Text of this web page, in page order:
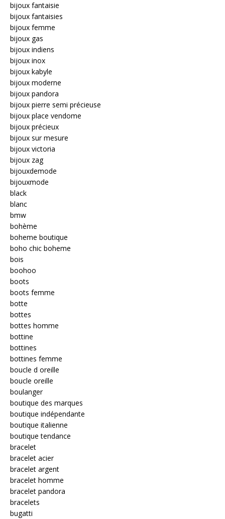
bijoux fantaisie
bijoux fantaisies
bijoux femme
bijoux gas
bijoux indiens
bijoux inox
bijoux kabyle
bijoux moderne
bijoux pandora
bijoux pierre semi précieuse
bijoux place vendome
bijoux précieux
bijoux sur mesure
bijoux victoria
bijoux zag
bijouxdemode
bijouxmode
black
blanc
bmw
bohème
boheme boutique
boho chic boheme
bois
boohoo
boots
boots femme
botte
bottes
bottes homme
bottine
bottines
bottines femme
boucle d oreille
boucle oreille
boulanger
boutique des marques
boutique indépendante
boutique italienne
boutique tendance
bracelet
bracelet acier
bracelet argent
bracelet homme
bracelet pandora
bracelets
bugatti